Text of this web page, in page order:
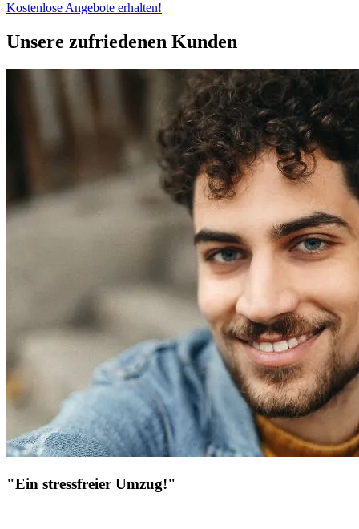
Kostenlose Angebote erhalten!
Unsere zufriedenen Kunden
"Ein stressfreier Umzug!"